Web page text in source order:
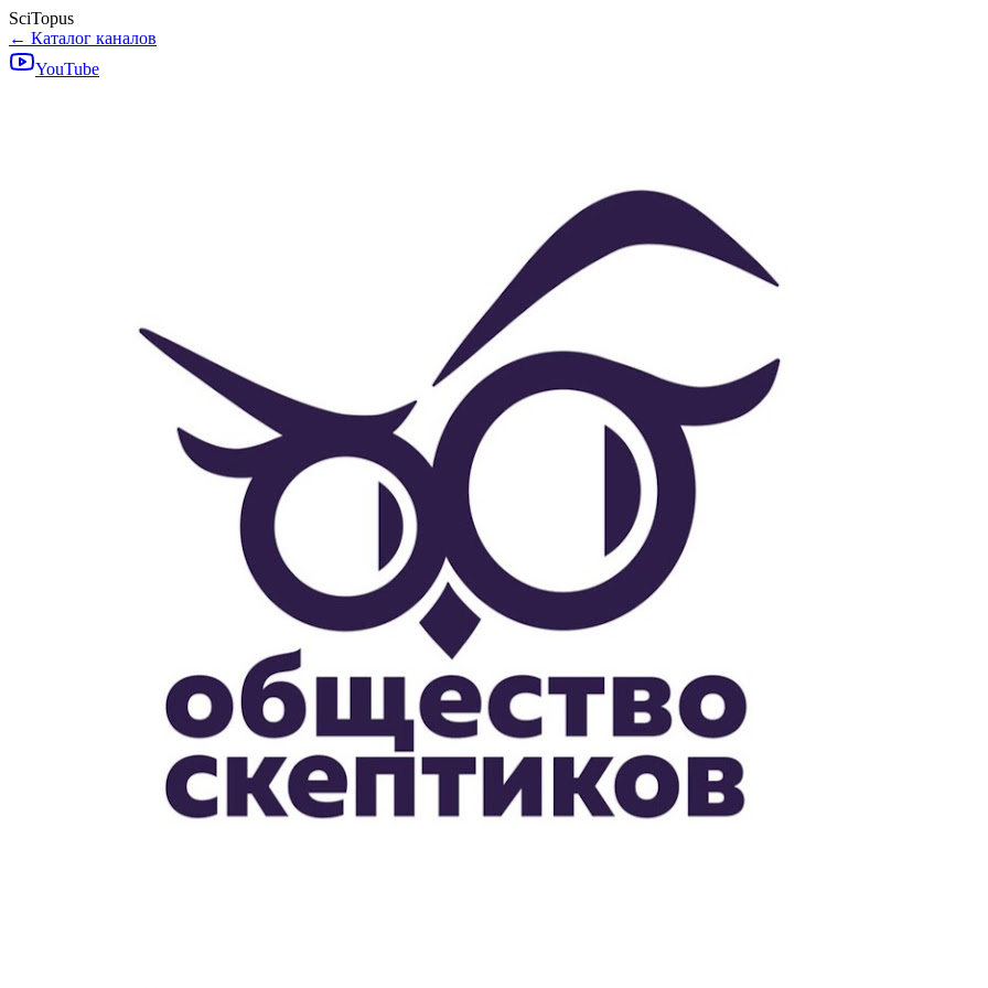
SciTopus
← Каталог каналов
YouTube